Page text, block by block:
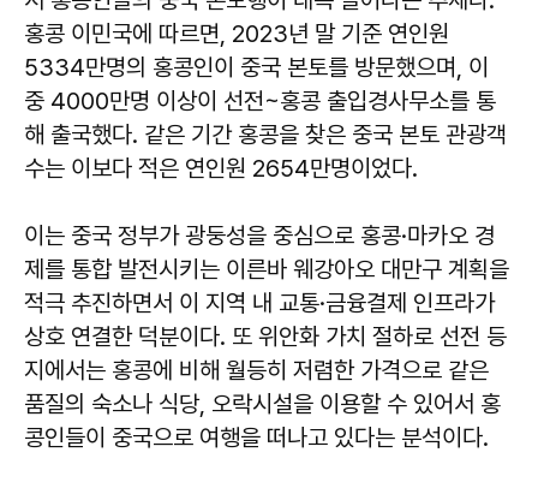
홍콩 이민국에 따르면, 2023년 말 기준 연인원
5334만명의 홍콩인이 중국 본토를 방문했으며, 이
중 4000만명 이상이 선전~홍콩 출입경사무소를 통
해 출국했다. 같은 기간 홍콩을 찾은 중국 본토 관광객
수는 이보다 적은 연인원 2654만명이었다.
이는 중국 정부가 광둥성을 중심으로 홍콩·마카오 경
제를 통합 발전시키는 이른바 웨강아오 대만구 계획을
적극 추진하면서 이 지역 내 교통·금융결제 인프라가
상호 연결한 덕분이다. 또 위안화 가치 절하로 선전 등
지에서는 홍콩에 비해 월등히 저렴한 가격으로 같은
품질의 숙소나 식당, 오락시설을 이용할 수 있어서 홍
콩인들이 중국으로 여행을 떠나고 있다는 분석이다.